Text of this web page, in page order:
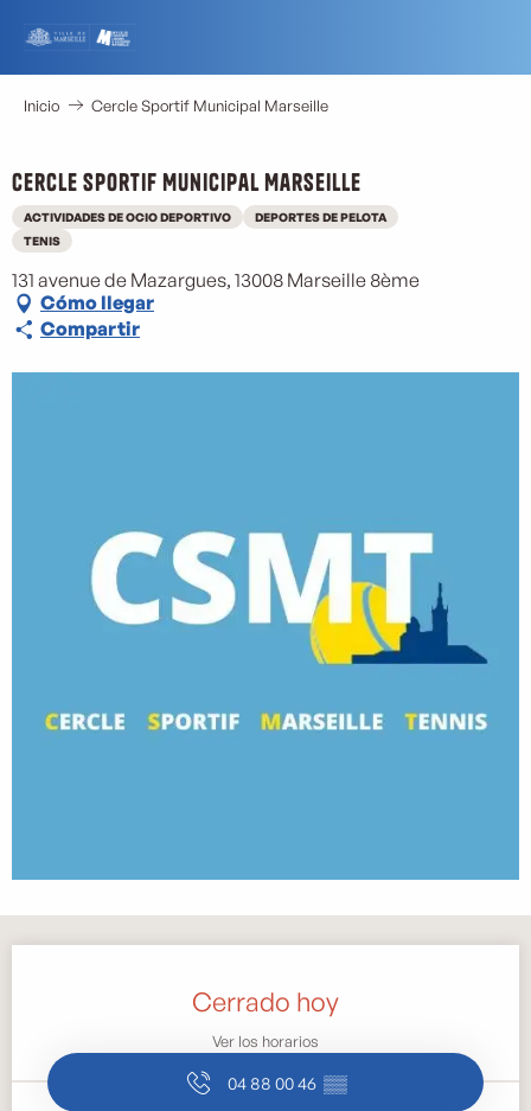
contenu
principal
Inicio Cercle Sportif Municipal Marseille
Cercle Sportif Municipal Marseille
ACTIVIDADES DE OCIO DEPORTIVO
DEPORTES DE PELOTA
TENIS
131 avenue de Mazargues, 13008 Marseille 8ème
Cómo llegar
Compartir
Cerrado hoy
Ver los horarios
04 88 00 46 ▒▒